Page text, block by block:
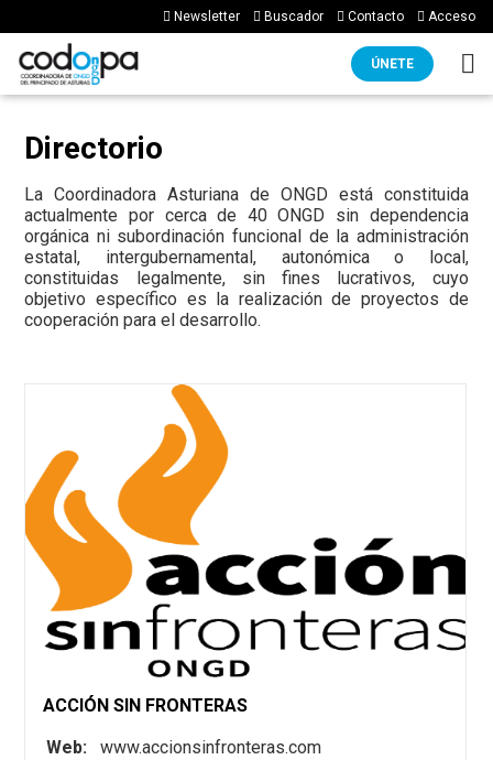
Newsletter Buscador Contacto Acceso
ÚNETE
Directorio
La Coordinadora Asturiana de ONGD está constituida
actualmente por cerca de 40 ONGD sin dependencia
orgánica ni subordinación funcional de la administración
estatal, intergubernamental, autonómica o local,
constituidas legalmente, sin fines lucrativos, cuyo
objetivo específico es la realización de proyectos de
cooperación para el desarrollo.
ACCIÓN SIN FRONTERAS
Web:www.accionsinfronteras.com